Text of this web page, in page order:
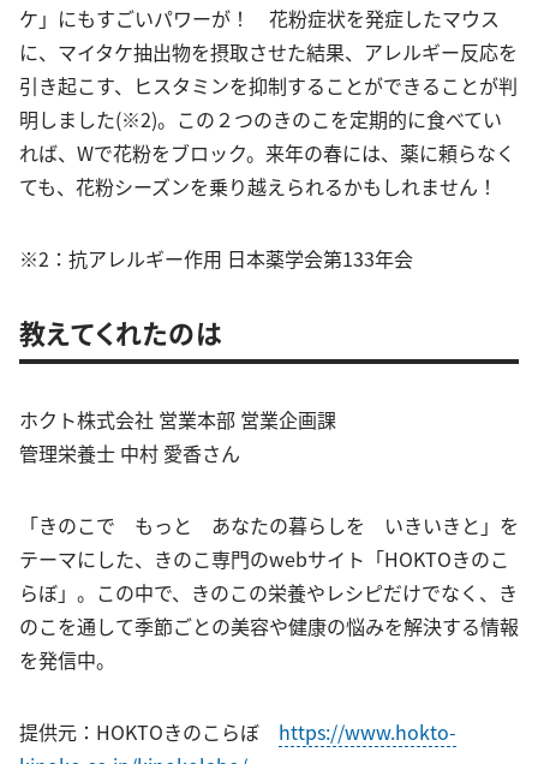
ケ」にもすごいパワーが！ 花粉症状を発症したマウス
に、マイタケ抽出物を摂取させた結果、アレルギー反応を
引き起こす、ヒスタミンを抑制することができることが判
明しました(※2)。この２つのきのこを定期的に食べてい
れば、Wで花粉をブロック。来年の春には、薬に頼らなく
ても、花粉シーズンを乗り越えられるかもしれません！
※2：抗アレルギー作用 日本薬学会第133年会
教えてくれたのは
ホクト株式会社 営業本部 営業企画課
管理栄養士 中村 愛香さん
「きのこで もっと あなたの暮らしを いきいきと」を
テーマにした、きのこ専門のwebサイト「HOKTOきのこ
らぼ」。この中で、きのこの栄養やレシピだけでなく、き
のこを通して季節ごとの美容や健康の悩みを解決する情報
を発信中。
提供元：HOKTOきのこらぼ https://www.hokto-